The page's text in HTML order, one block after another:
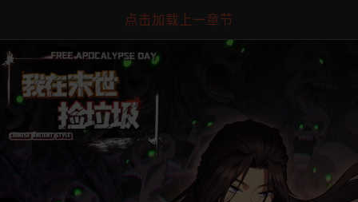
点击加载上一章节